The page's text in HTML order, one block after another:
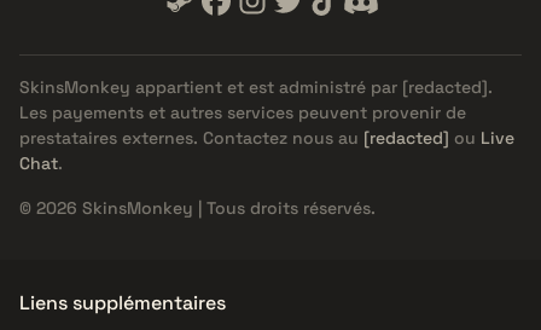
SkinsMonkey appartient et est administré par [redacted].
Les payements et autres services peuvent provenir de
prestataires externes. Contactez nous au [redacted] ou Live
Chat.
© 2026 SkinsMonkey | Tous droits réservés.
Liens supplémentaires